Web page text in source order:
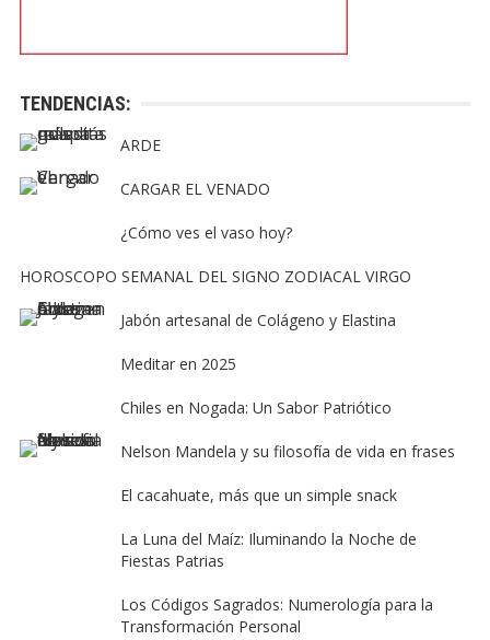
TENDENCIAS:
ARDE
CARGAR EL VENADO
¿Cómo ves el vaso hoy?
HOROSCOPO SEMANAL DEL SIGNO ZODIACAL VIRGO
Jabón artesanal de Colágeno y Elastina
Meditar en 2025
Chiles en Nogada: Un Sabor Patriótico
Nelson Mandela y su filosofía de vida en frases
El cacahuate, más que un simple snack
La Luna del Maíz: Iluminando la Noche de
Fiestas Patrias
Los Códigos Sagrados: Numerología para la
Transformación Personal